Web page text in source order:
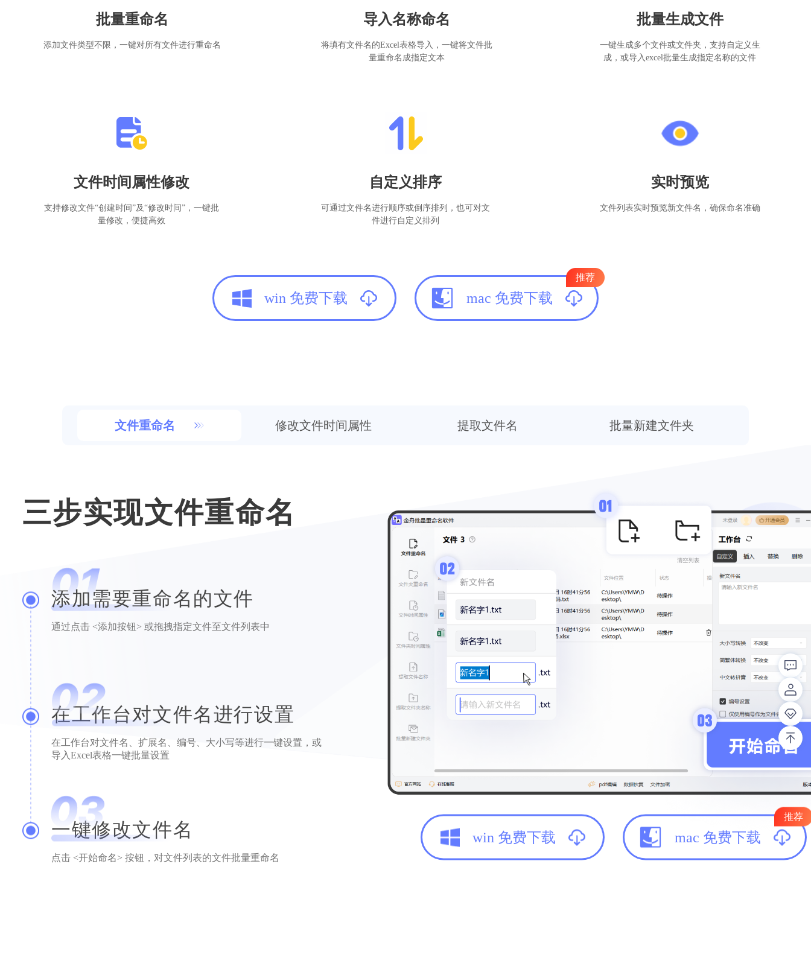
批量重命名
添加文件类型不限，一键对所有文件进行重命名
导入名称命名
将填有文件名的Excel表格导入，一键将文件批
量重命名成指定文本
批量生成文件
一键生成多个文件或文件夹，支持自定义生
成，或导入excel批量生成指定名称的文件
文件时间属性修改
支持修改文件“创建时间”及“修改时间”，一键批
量修改，便捷高效
自定义排序
可通过文件名进行顺序或倒序排列，也可对文
件进行自定义排列
实时预览
文件列表实时预览新文件名，确保命名准确
win 免费下载 mac 免费下载
推荐
文件重命名 修改文件时间属性 提取文件名 批量新建文件夹
三步实现文件重命名
添加需要重命名的文件
通过点击 <添加按钮> 或拖拽指定文件至文件列表中
在工作台对文件名进行设置
在工作台对文件名、扩展名、编号、大小写等进行一键设置，或
导入Excel表格一键批量设置
一键修改文件名
点击 <开始命名> 按钮，对文件列表的文件批量重命名
win 免费下载 mac 免费下载
推荐